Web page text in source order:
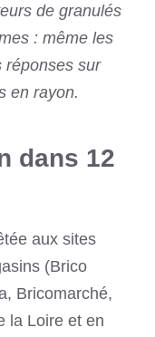
de granulés
: même les
réponses sur
en rayon.
dans 12
aux sites
(Brico
Bricomarché,
la Loire et en